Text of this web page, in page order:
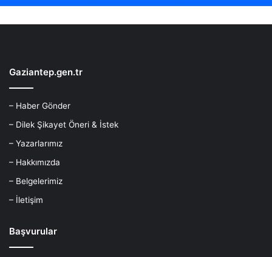
Gaziantep.gen.tr
– Haber Gönder
– Dilek Şikayet Öneri & İstek
– Yazarlarımız
– Hakkımızda
– Belgelerimiz
– İletişim
Başvurular